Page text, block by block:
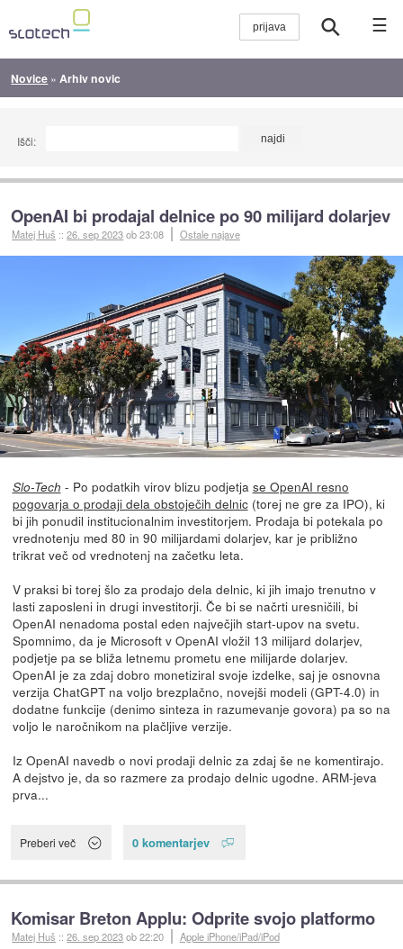
☰
Novice » Arhiv novic
Išči:
OpenAI bi prodajal delnice po 90 milijard dolarjev
Matej Huš ::26. sep 2023ob 23:08 Ostale najave
Slo-Tech - Po podatkih virov blizu podjetja se OpenAI resno
pogovarja o prodaji dela obstoječih delnic(torej ne gre za IPO), ki
bi jih ponudil institucionalnim investitorjem. Prodaja bi potekala po
vrednotenju med 80 in 90 milijardami dolarjev, kar je približno
trikrat več od vrednotenj na začetku leta.
V praksi bi torej šlo za prodajo dela delnic, ki jih imajo trenutno v
lasti zaposleni in drugi investitorji. Če bi se načrti uresničili, bi
OpenAI nenadoma postal eden največjih start-upov na svetu.
Spomnimo, da je Microsoft v OpenAI vložil 13 milijard dolarjev,
podjetje pa se bliža letnemu prometu ene milijarde dolarjev.
OpenAI je za zdaj dobro monetiziral svoje izdelke, saj je osnovna
verzija ChatGPT na voljo brezplačno, novejši modeli (GPT-4.0) in
dodatne funkcije (denimo sinteza in razumevanje govora) pa so na
voljo le naročnikom na plačljive verzije.
Iz OpenAI navedb o novi prodaji delnic za zdaj še ne komentirajo.
A dejstvo je, da so razmere za prodajo delnic ugodne. ARM-jeva
prva...
Preberi več 0 komentarjev
Komisar Breton Applu: Odprite svojo platformo
Matej Huš ::26. sep 2023ob 22:20 Apple iPhone/iPad/iPod